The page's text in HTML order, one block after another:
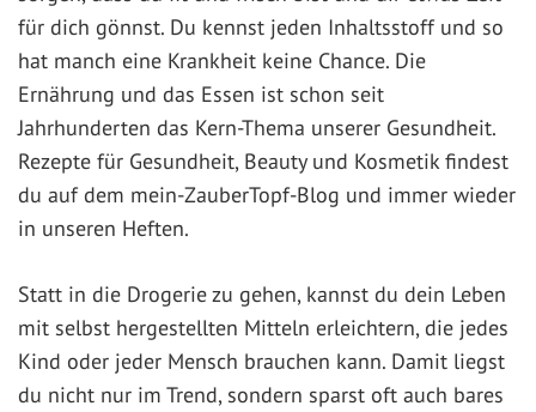
für dich gönnst. Du kennst jeden Inhaltsstoff und so
hat manch eine Krankheit keine Chance. Die
Ernährung und das Essen ist schon seit
Jahrhunderten das Kern-Thema unserer Gesundheit.
Rezepte für Gesundheit, Beauty und Kosmetik findest
du auf dem mein-ZauberTopf-Blog und immer wieder
in unseren Heften.
Statt in die Drogerie zu gehen, kannst du dein Leben
mit selbst hergestellten Mitteln erleichtern, die jedes
Kind oder jeder Mensch brauchen kann. Damit liegst
du nicht nur im Trend, sondern sparst oft auch bares